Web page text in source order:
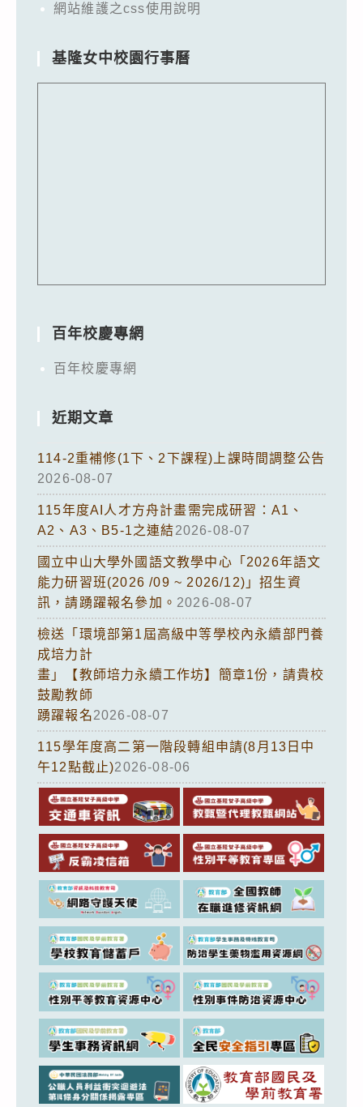
網站維護之css使用說明
基隆女中校園行事曆
百年校慶專網
百年校慶專網
近期文章
114-2重補修(1下、2下課程)上課時間調整公告
2026-08-07
115年度AI人才方舟計畫需完成研習：A1、
A2、A3、B5-1之連結2026-08-07
國立中山大學外國語文教學中心「2026年語文
能力研習班(2026 /09 ~ 2026/12)」招生資
訊，請踴躍報名參加。 2026-08-07
檢送「環境部第1屆高級中等學校內永續部門養
成培力計
畫」【教師培力永續工作坊】簡章1份，請貴校
鼓勵教師
踴躍報名2026-08-07
115學年度高二第一階段轉組申請(8月13日中
午12點截止)2026-08-06